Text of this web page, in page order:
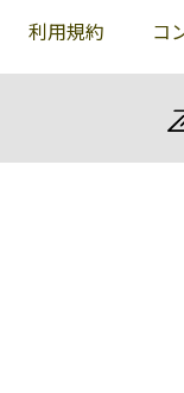
利用規約
コ